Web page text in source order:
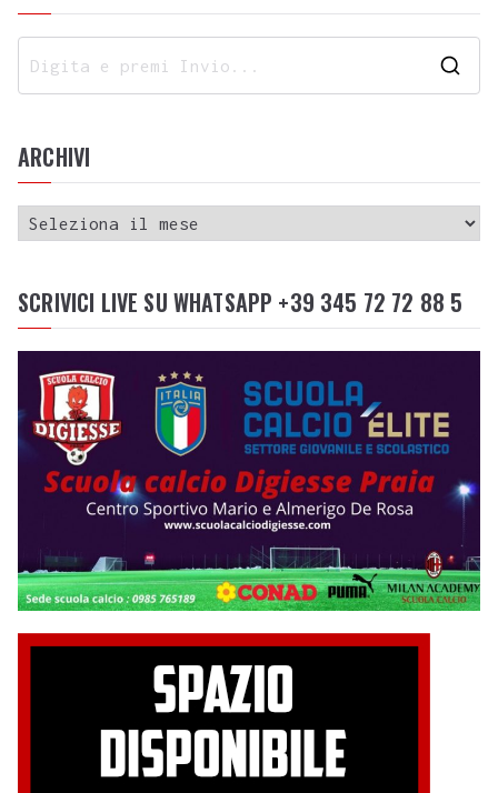
ARCHIVI
SCRIVICI LIVE SU WHATSAPP +39 345 72 72 88 5